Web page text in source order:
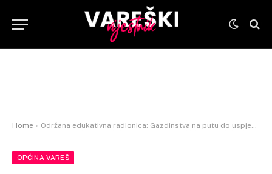
Home » Održana edukativna radionica: Gazdinstva na putu do uspjeha – Brendiraj, Prodaj i Održi!
OPĆINA VAREŠ